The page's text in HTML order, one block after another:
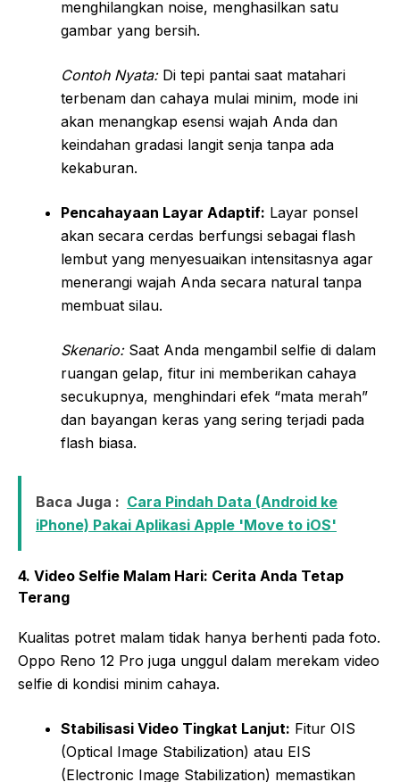
menghilangkan noise, menghasilkan satu
gambar yang bersih.
Contoh Nyata:Di tepi pantai saat matahari
terbenam dan cahaya mulai minim, mode ini
akan menangkap esensi wajah Anda dan
keindahan gradasi langit senja tanpa ada
kekaburan.
Pencahayaan Layar Adaptif: Layar ponsel
akan secara cerdas berfungsi sebagai flash
lembut yang menyesuaikan intensitasnya agar
menerangi wajah Anda secara natural tanpa
membuat silau.
Skenario:Saat Anda mengambil selfie di dalam
ruangan gelap, fitur ini memberikan cahaya
secukupnya, menghindari efek “mata merah”
dan bayangan keras yang sering terjadi pada
flash biasa.
Baca Juga : Cara Pindah Data (Android ke
iPhone) Pakai Aplikasi Apple 'Move to iOS'
4. Video Selfie Malam Hari: Cerita Anda Tetap
Terang
Kualitas potret malam tidak hanya berhenti pada foto.
Oppo Reno 12 Pro juga unggul dalam merekam video
selfie di kondisi minim cahaya.
Stabilisasi Video Tingkat Lanjut: Fitur OIS
(Optical Image Stabilization) atau EIS
(Electronic Image Stabilization) memastikan